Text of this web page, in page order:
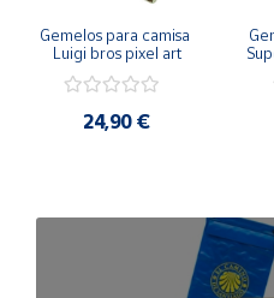
Gemelos para camisa
Luigi bros pixel art
24,90 €